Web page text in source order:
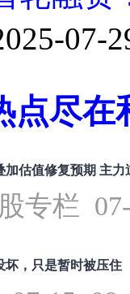
07-
点尽在
加估值修复预期 主
专栏
坏，只是暂时被压住